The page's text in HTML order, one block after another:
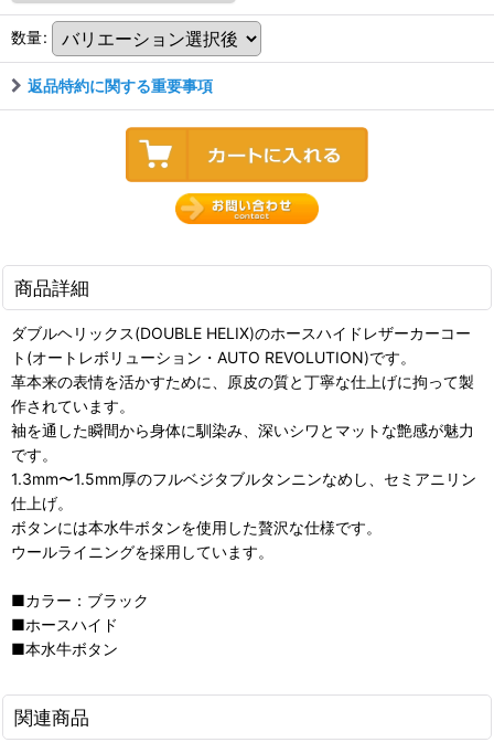
数量:
返品特約に関する重要事項
商品詳細
ダブルヘリックス(DOUBLE HELIX)のホースハイドレザーカーコー
ト(オートレボリューション・AUTO REVOLUTION)です。
革本来の表情を活かすために、原皮の質と丁寧な仕上げに拘って製
作されています。
袖を通した瞬間から身体に馴染み、深いシワとマットな艶感が魅力
です。
1.3mm〜1.5mm厚のフルベジタブルタンニンなめし、セミアニリン
仕上げ。
ボタンには本水牛ボタンを使用した贅沢な仕様です。
ウールライニングを採用しています。
■カラー：ブラック
■ホースハイド
■本水牛ボタン
関連商品